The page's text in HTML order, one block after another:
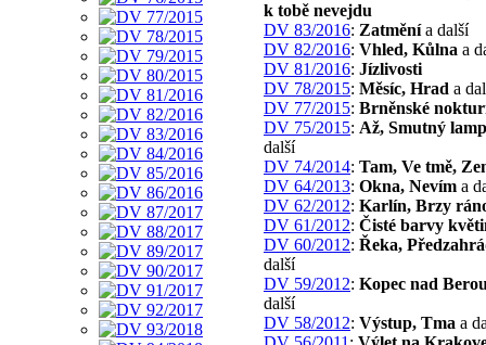
k tobě nevejdu
DV 83/2016: Zatměnía další
DV 82/2016: Vhled, Kůlna a
DV 81/2016: Jízlivosti
DV 78/2015: Měsíc, Hrad a
DV 77/2015: Brněnské
DV 75/2015: Až, Smutný
další
DV 74/2014: Tam, Ve tmě,
DV 64/2013: Okna, Nevím a
DV 62/2012: Karlín, Brzy
DV 61/2012: Čisté barvy
DV 60/2012: Řeka,
další
DV 59/2012: Kopec nad
další
DV 58/2012: Výstup, Tma a